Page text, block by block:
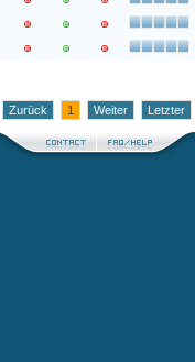
Zurück 1 Weiter Letzter